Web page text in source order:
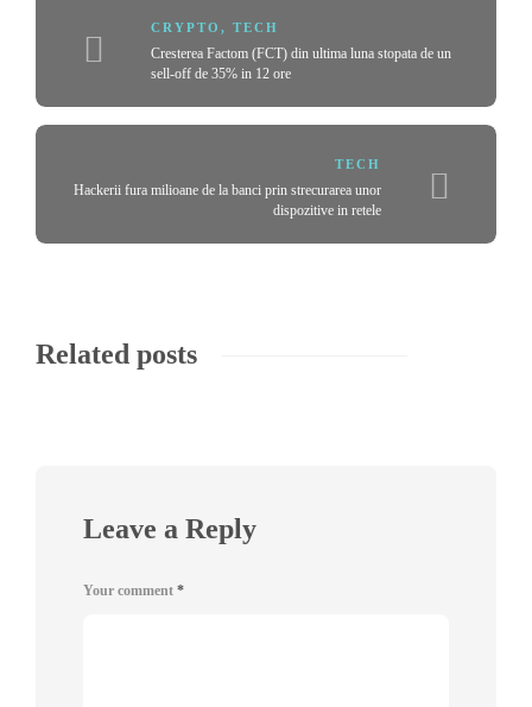
CRYPTO , TECH
Cresterea Factom (FCT) din ultima luna stopata de un
sell-off de 35% in 12 ore
TECH
Hackerii fura milioane de la banci prin strecurarea unor
dispozitive in retele
Related posts
Leave a Reply
Your comment *